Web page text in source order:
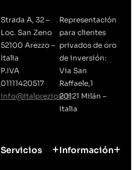
Strada A, 32 –
Loc. San Zeno
52100 Arezzo –
Italia
P.IVA
01111420517
info@italpreziosi.it
Representación
para clientes
privados de oro
de inversión:
Via San
Raffaele,1
20121 Milán –
Italia
Servicios Información